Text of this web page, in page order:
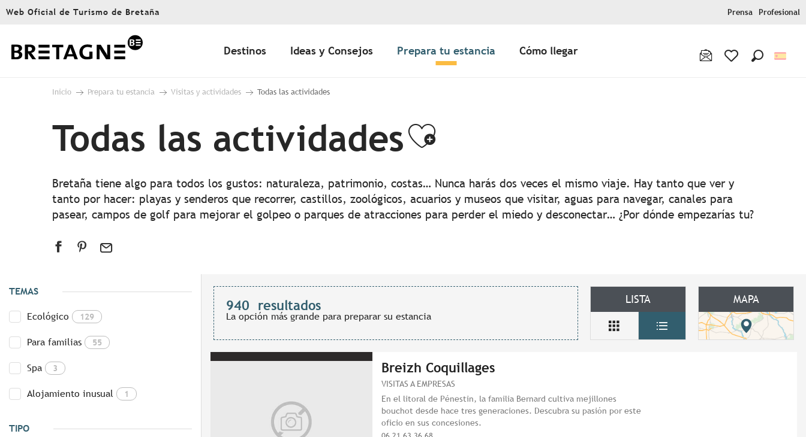
Aller
principal
Web Oficial de Turismo de Bretaña Prensa Profesional
Destinos Ideas y Consejos Prepara tu estancia Cómo llegar
Inicio Prepara tu estancia Visitas y actividades Todas las actividades
Todas las actividadesAjouter aux favoris
Bretaña tiene algo para todos los gustos: naturaleza, patrimonio, costas… Nunca harás dos veces el mismo viaje. Hay tanto que ver y
tanto por hacer: playas y senderos que recorrer, castillos, zoológicos, acuarios y museos que visitar, aguas para navegar, canales para
pasear, campos de golf para mejorar el golpeo o parques de atracciones para perder el miedo y desconectar… ¿Por dónde empezarías tu?
TEMAS
Ecológico 129
Para familias 55
Spa 3
Alojamiento inusual 1
TIPO
940 resultados
La opción más grande para preparar su estancia
LISTA MAPA
Breizh Coquillages
VISITAS A EMPRESAS
En el litoral de Pénestin, la familia Bernard cultiva mejillones
bouchot desde hace tres generaciones. Descubra su pasión por este
oficio en sus concesiones.